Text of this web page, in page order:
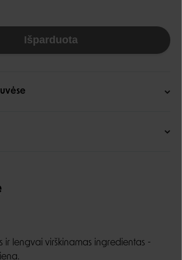
Išparduota
ir lengvai virškinamas ingredientas -